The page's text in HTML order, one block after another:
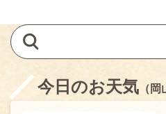
今日のお天気 （岡